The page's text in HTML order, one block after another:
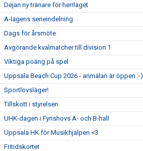
Dejan ny tränare för herrlaget
A-lagens serieindelning
Dags för årsmöte
Avgörande kvalmatcher till division 1
Viktiga poäng på spel
Uppsala Beach Cup 2026 - anmälan är öppen :-)
Sportlovsläger!
Tillskott i styrelsen
UHK-dagen i Fyrishovs A- och B-hall
Uppsala HK för Musikhjälpen <3
Fritidskortet